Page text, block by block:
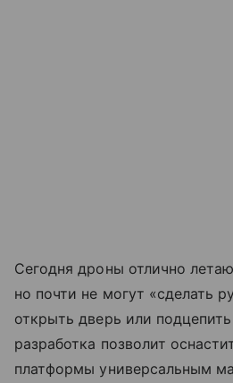
Сегодня дроны отлично
но почти не могут «сделать
открыть дверь или
разработка позволит
платформы универсальным